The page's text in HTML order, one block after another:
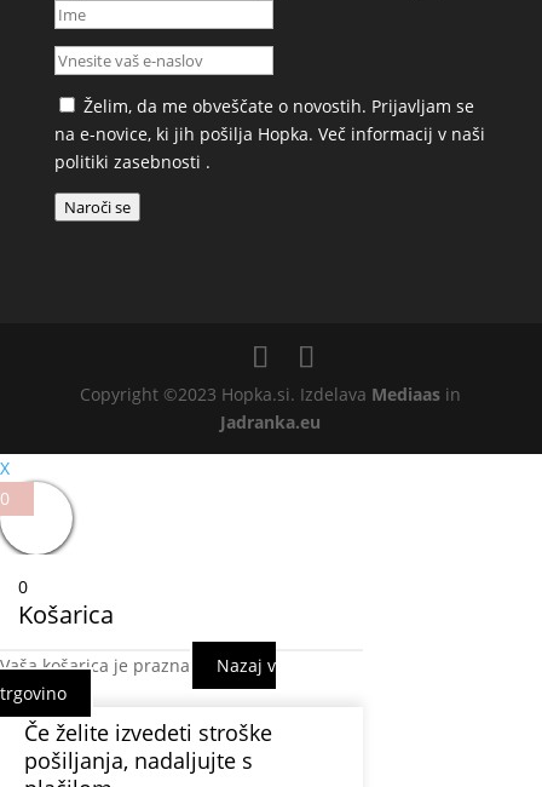
Želim, da me obveščate o novostih. Prijavljam se
na e-novice, ki jih pošilja Hopka. Več informacij v naši
politiki zasebnosti .
Naroči se
Copyright ©2023 Hopka.si. Izdelava Mediaas in
Jadranka.eu
X
0
0
Košarica
Vaša košarica je prazna
Nazaj v
trgovino
Če želite izvedeti stroške
pošiljanja, nadaljujte s